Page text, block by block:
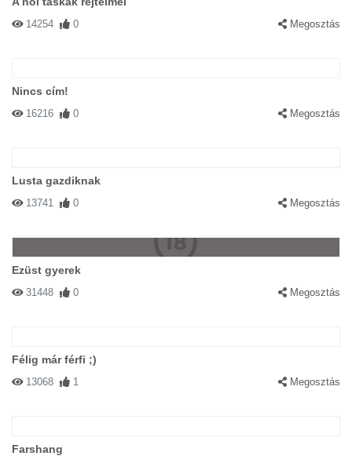
14254 0 Megosztás
Nincs cím!
16216 0 Megosztás
Lusta gazdiknak
13741 0 Megosztás
Ezüst gyerek
31448 0 Megosztás
Félig már férfi ;)
13068 1 Megosztás
Farshang